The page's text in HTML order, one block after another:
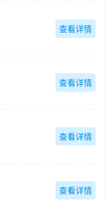
查看详情
查看详情
查看详情
查看详情